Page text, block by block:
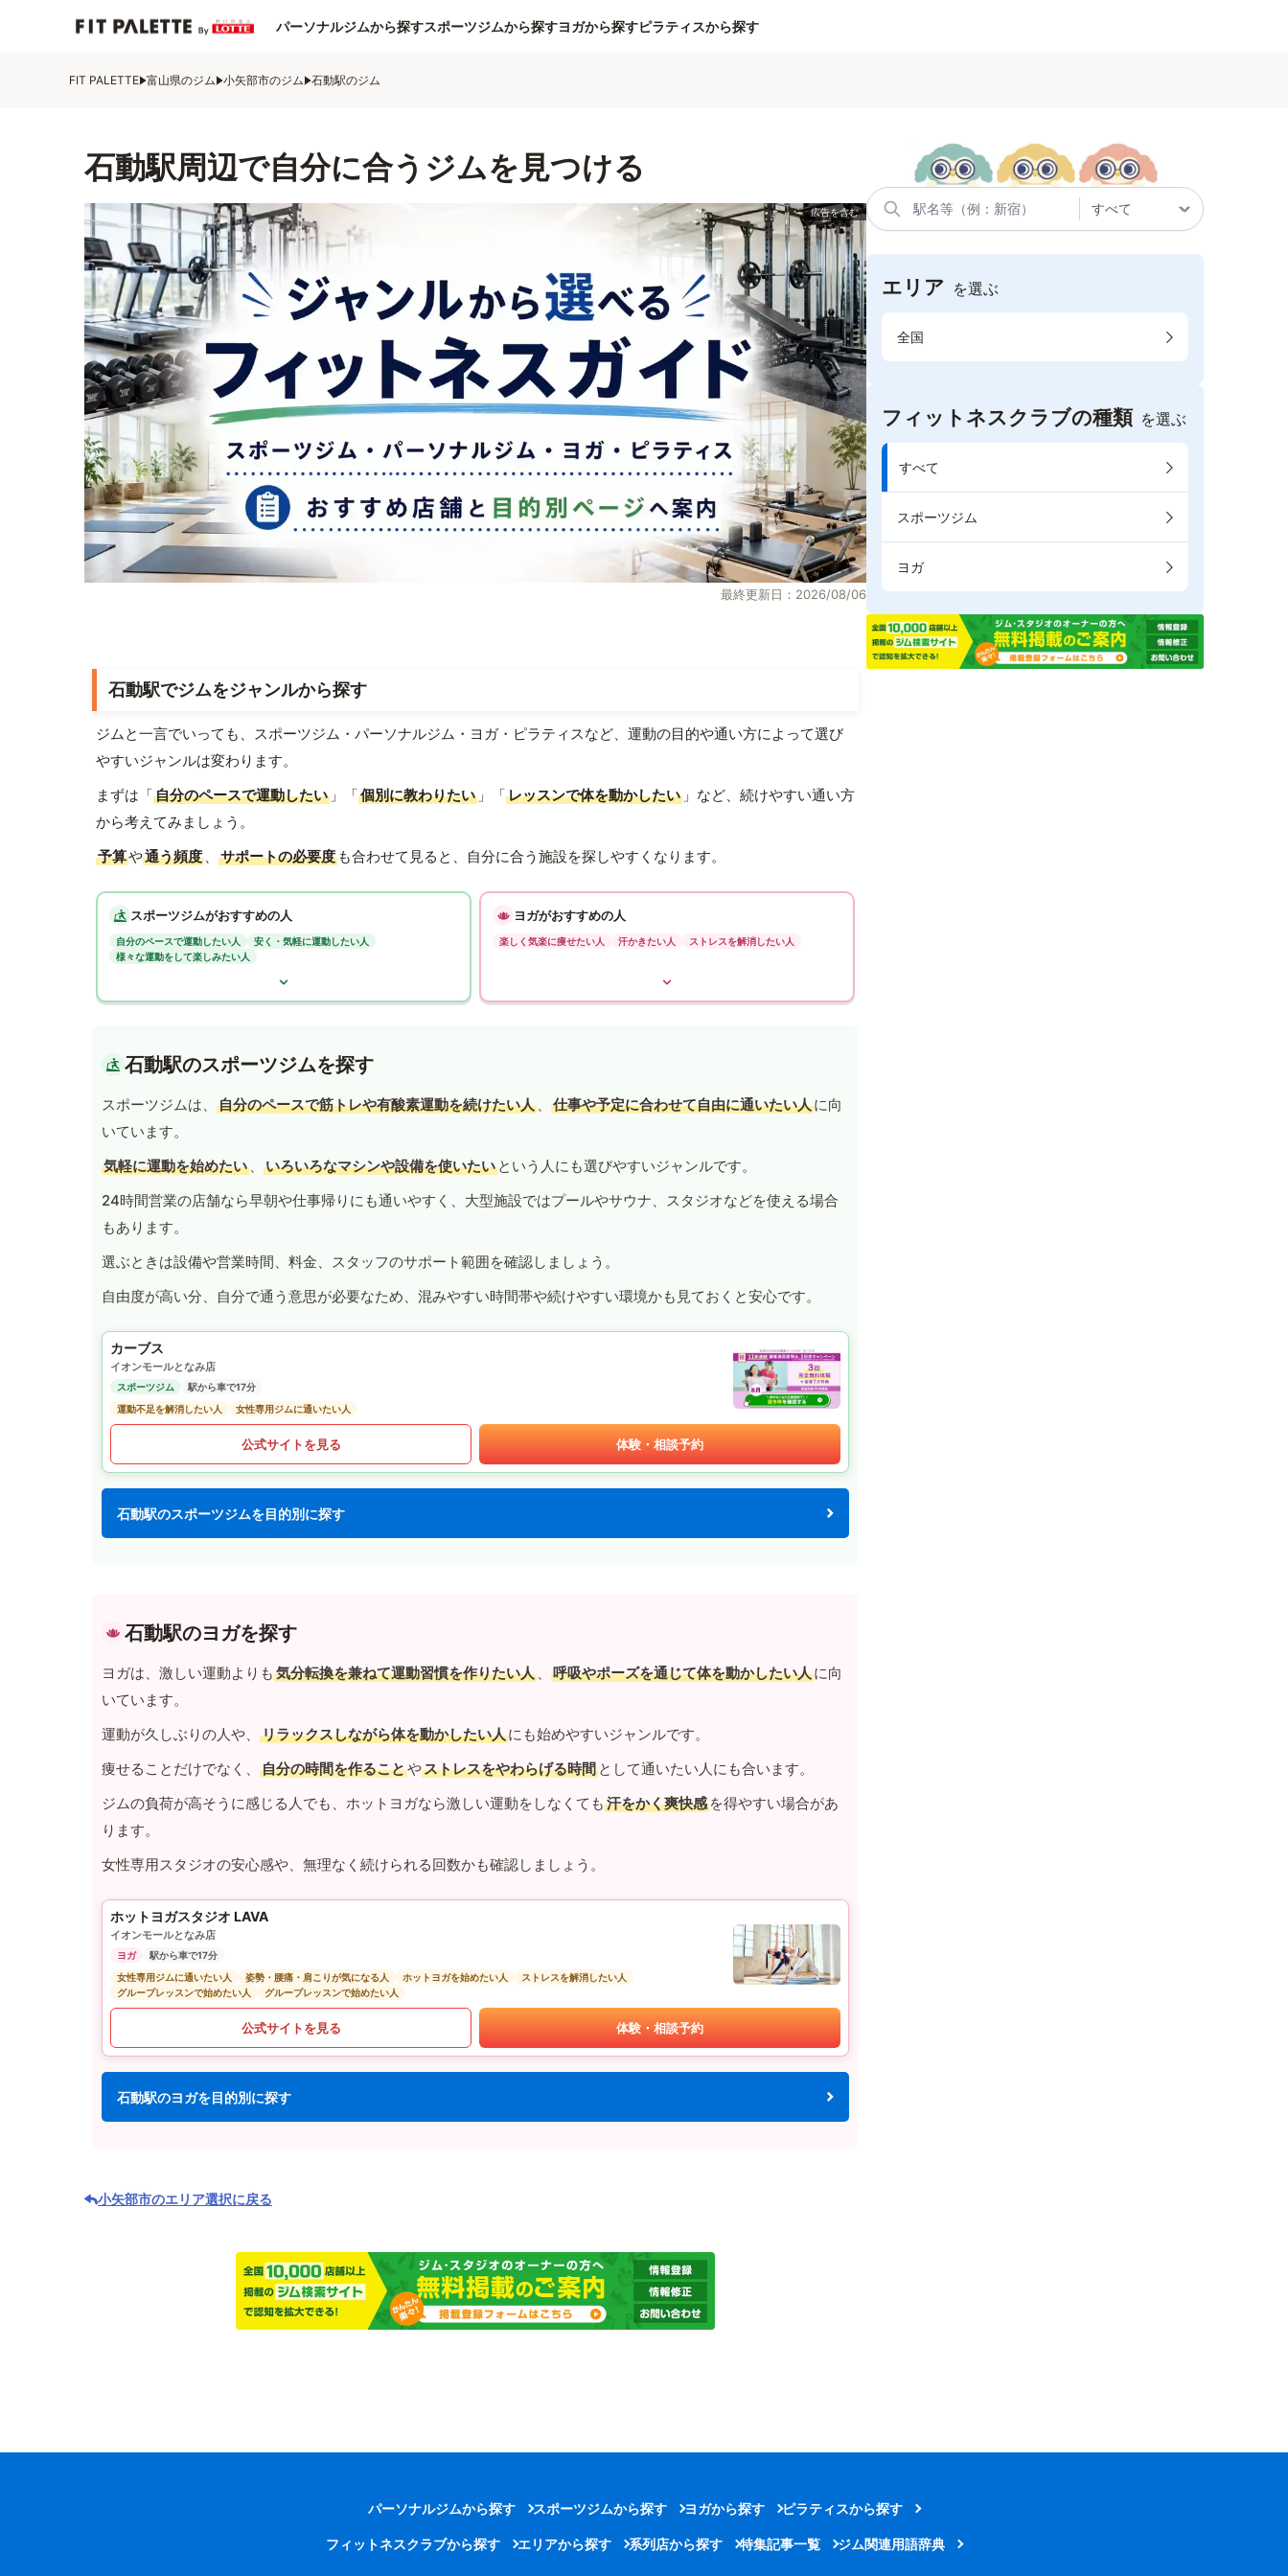
パーソナルジムから探すスポーツジムから探すヨガから探すピラティスから探す
FIT PALETTE 富山県のジム 小矢部市のジム 石動駅のジム
石動駅周辺で自分に合うジムを見つける
最終更新日：2026/08/06
石動駅でジムをジャンルから探す
ジムと一言でいっても、スポーツジム・パーソナルジム・ヨガ・ピラティスなど、運動の目的や通い方によって選び
やすいジャンルは変わります。
まずは「自分のペースで運動したい 」「個別に教わりたい 」「レッスンで体を動かしたい 」など、続けやすい通い方
から考えてみましょう。
予算や通う頻度 、 サポートの必要度 も合わせて見ると、自分に合う施設を探しやすくなります。
スポーツジムがおすすめの人
自分のペースで運動したい人
安く・気軽に運動したい人
様々な運動をして楽しみたい人
ヨガがおすすめの人
楽しく気楽に痩せたい人 汗かきたい人 ストレスを解消したい人
石動駅のスポーツジムを探す
スポーツジムは、 自分のペースで筋トレや有酸素運動を続けたい人 、 仕事や予定に合わせて自由に通いたい人に向
いています。
気軽に運動を始めたい 、 いろいろなマシンや設備を使いたい という人にも選びやすいジャンルです。
24時間営業の店舗なら早朝や仕事帰りにも通いやすく、大型施設ではプールやサウナ、スタジオなどを使える場合
もあります。
選ぶときは設備や営業時間、料金、スタッフのサポート範囲を確認しましょう。
自由度が高い分、自分で通う意思が必要なため、混みやすい時間帯や続けやすい環境かも見ておくと安心です。
カーブス
イオンモールとなみ店
スポーツジム
駅から車で17分
運動不足を解消したい人
女性専用ジムに通いたい人
公式サイトを見る 体験・相談予約
石動駅のスポーツジムを目的別に探す
石動駅のヨガを探す
ヨガは、激しい運動よりも 気分転換を兼ねて運動習慣を作りたい人 、 呼吸やポーズを通じて体を動かしたい人に向
いています。
運動が久しぶりの人や、
リラックスしながら体を動かしたい人にも始めやすいジャンルです。
痩せることだけでなく、
自分の時間を作ることやストレスをやわらげる時間 として通いたい人にも合います。
ジムの負荷が高そうに感じる人でも、ホットヨガなら激しい運動をしなくても 汗をかく爽快感 を得やすい場合があ
ります。
女性専用スタジオの安心感や、無理なく続けられる回数かも確認しましょう。
ホットヨガスタジオ LAVA
イオンモールとなみ店
ヨガ
駅から車で17分
女性専用ジムに通いたい人
姿勢・腰痛・肩こりが気になる人 ホットヨガを始めたい人
ストレスを解消したい人
グループレッスンで始めたい人
グループレッスンで始めたい人
公式サイトを見る 体験・相談予約
石動駅のヨガを目的別に探す
小矢部市のエリア選択に戻る
エリア を選ぶ
全国
フィットネスクラブの種類 を選ぶ
すべて
スポーツジム
ヨガ
パーソナルジムから探す スポーツジムから探す ヨガから探す ピラティスから探す
フィットネスクラブから探す エリアから探す 系列店から探す 特集記事一覧 ジム関連用語辞典